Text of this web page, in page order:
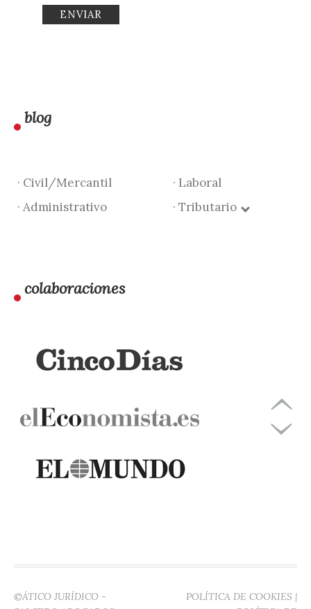
blog
· Civil/Mercantil
· Laboral
· Administrativo
· Tributario
colaboraciones
©ÁTICO JURÍDICO -
POLÍTICA DE COOKIES |